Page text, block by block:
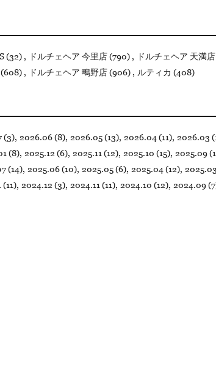
(32) ドルチェヘア 今里店 (790)
ドルチェヘア 天満
(608)
ドルチェヘア 鴫野店 (906) ルティカ (408)
(3) 2026.06 (8) 2026.05 (13) 2026.04 (11) 2026.03
(8) 2025.12 (6) 2025.11 (12) 2025.10 (15) 2025.09
(14) 2025.06 (10) 2025.05 (6) 2025.04 (12)
(11) 2024.12 (3) 2024.11 (11) 2024.10 (12) 2024.09